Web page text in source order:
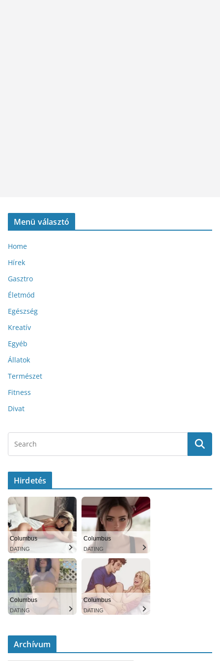
Menü választó
Home
Hírek
Gasztro
Életmód
Egészség
Kreatív
Egyéb
Állatok
Természet
Fitness
Divat
Hirdetés
Columbus
DATING
Columbus
DATING
Columbus
DATING
Columbus
DATING
Archívum